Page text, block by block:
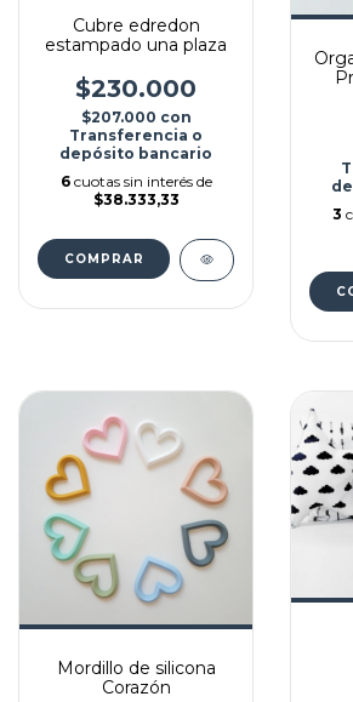
Cubre edredon
estampado una plaza
$230.000
$207.000 con
Transferencia o
depósito bancario
6 cuotas sin interés de
$38.333,33
COMPRAR
3
Mordillo de silicona
Corazón